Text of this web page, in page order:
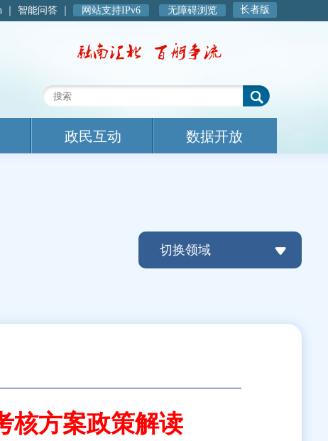
智能问答 网站支持IPv6 无障碍浏览 长者版
政民互动 数据开放
切换领域
核方案政策解读